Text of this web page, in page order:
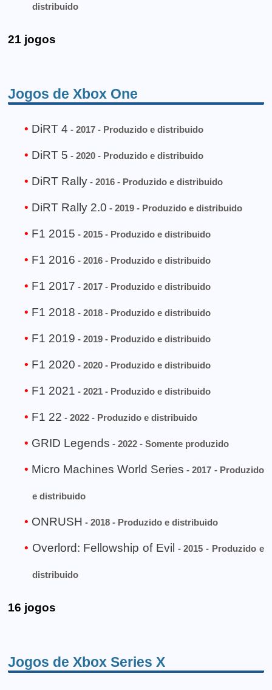
distribuido
21 jogos
Jogos de Xbox One
DiRT 4 - 2017 - Produzido e distribuido
DiRT 5 - 2020 - Produzido e distribuido
DiRT Rally - 2016 - Produzido e distribuido
DiRT Rally 2.0 - 2019 - Produzido e distribuido
F1 2015 - 2015 - Produzido e distribuido
F1 2016 - 2016 - Produzido e distribuido
F1 2017 - 2017 - Produzido e distribuido
F1 2018 - 2018 - Produzido e distribuido
F1 2019 - 2019 - Produzido e distribuido
F1 2020 - 2020 - Produzido e distribuido
F1 2021 - 2021 - Produzido e distribuido
F1 22 - 2022 - Produzido e distribuido
GRID Legends - 2022 - Somente produzido
Micro Machines World Series - 2017 - Produzido
e distribuido
ONRUSH - 2018 - Produzido e distribuido
Overlord: Fellowship of Evil - 2015 - Produzido e
distribuido
16 jogos
Jogos de Xbox Series X